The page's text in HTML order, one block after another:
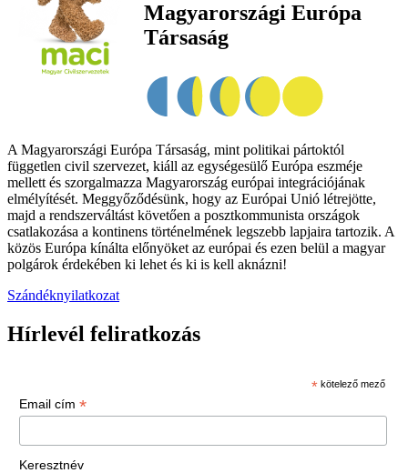
Magyarországi Európa
Társaság
A Magyarországi Európa Társaság, mint politikai pártoktól
független civil szervezet, kiáll az egységesülő Európa eszméje
mellett és szorgalmazza Magyarország európai integrációjának
elmélyítését. Meggyőződésünk, hogy az Európai Unió létrejötte,
majd a rendszerváltást követően a posztkommunista országok
csatlakozása a kontinens történelmének legszebb lapjaira tartozik. A
közös Európa kínálta előnyöket az európai és ezen belül a magyar
polgárok érdekében ki lehet és ki is kell aknázni!
Szándéknyilatkozat
Hírlevél feliratkozás
* kötelező mező
Email cím *
Keresztnév